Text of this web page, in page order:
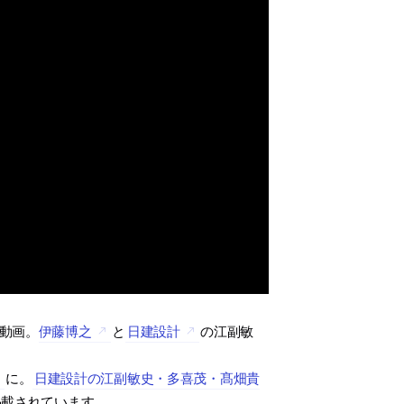
画。 伊藤博之 と 日建設計 の江副敏
に。
日建設計の江副敏史・多喜茂・髙畑貴